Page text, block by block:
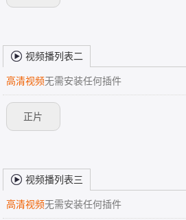
视频播列表二
高清视频无需安装任何插件
正片
视频播列表三
高清视频无需安装任何插件